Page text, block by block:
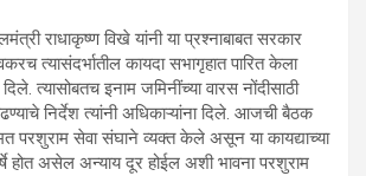
राधाकृष्ण विखे यांनी या प्रश्नाबाबत सरकार
त्यासंदर्भातील कायदा सभागृहात पारित केला
त्यासोबतच इनाम जमिनींच्या वारस नोंदीसाठी
निर्देश त्यांनी अधिकाऱ्यांना दिले. आजची बैठक
परशुराम सेवा संघाने व्यक्त केले असून या कायद्याच्या
होत असेल अन्याय दूर होईल अशी भावना परशुराम